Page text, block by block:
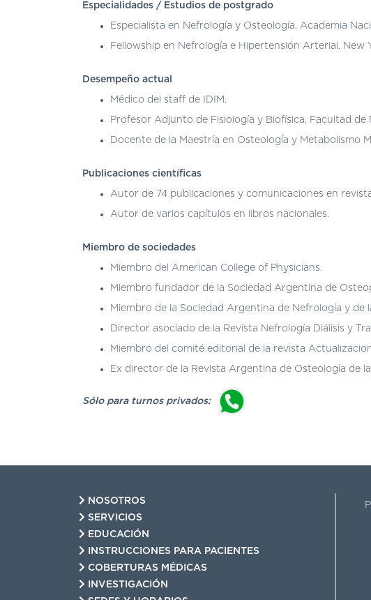
Especialidades / Estudios de postgrado
Especialista en Nefrología y Osteología. Academia
Fellowship en Nefrología e Hipertensión Arterial. New
Desempeño actual
Médico del staff de IDIM.
Profesor Adjunto de Fisiología y Biofísica, Facultad de
Docente de la Maestría en Osteología y Metabolismo
Publicaciones científicas
Autor de 74 publicaciones y comunicaciones en
Autor de varios capítulos en libros nacionales.
Miembro de sociedades
Miembro del American College of Physicians.
Miembro fundador de la Sociedad Argentina de
Miembro de la Sociedad Argentina de Nefrología y de
Director asociado de la Revista Nefrología Diálisis y
Miembro del comité editorial de la revista
Ex director de la Revista Argentina de Osteología de la
Sólo para turnos privados:
NOSOTROS
SERVICIOS
EDUCACIÓN
INSTRUCCIONES PARA PACIENTES
COBERTURAS MÉDICAS
INVESTIGACIÓN